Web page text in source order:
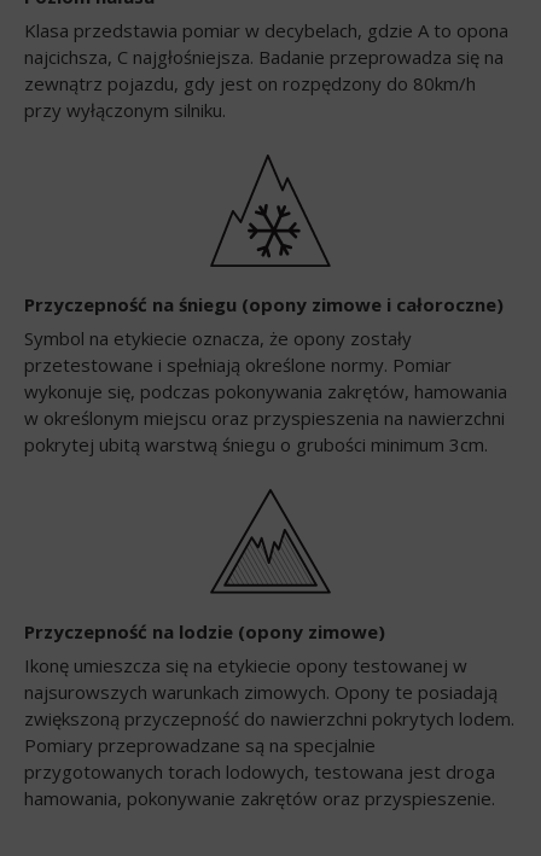
Klasa przedstawia pomiar w decybelach, gdzie A to opona
najcichsza, C najgłośniejsza. Badanie przeprowadza się na
zewnątrz pojazdu, gdy jest on rozpędzony do 80km/h
przy wyłączonym silniku.
Przyczepność na śniegu (opony zimowe i całoroczne)
Symbol na etykiecie oznacza, że opony zostały
przetestowane i spełniają określone normy. Pomiar
wykonuje się, podczas pokonywania zakrętów, hamowania
w określonym miejscu oraz przyspieszenia na nawierzchni
pokrytej ubitą warstwą śniegu o grubości minimum 3cm.
Przyczepność na lodzie (opony zimowe)
Ikonę umieszcza się na etykiecie opony testowanej w
najsurowszych warunkach zimowych. Opony te posiadają
zwiększoną przyczepność do nawierzchni pokrytych lodem.
Pomiary przeprowadzane są na specjalnie
przygotowanych torach lodowych, testowana jest droga
hamowania, pokonywanie zakrętów oraz przyspieszenie.